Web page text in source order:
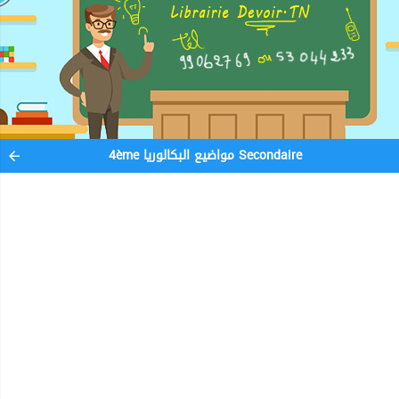
4ème مواضيع البكالوريا Secondaire